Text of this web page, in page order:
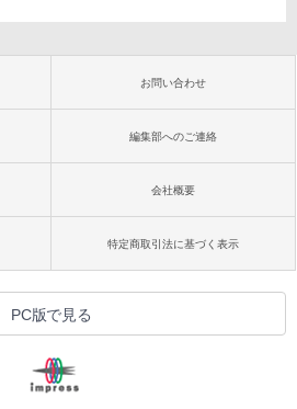
お問い合わせ
編集部へのご連絡
会社概要
特定商取引法に基づく表示
PC版で見る